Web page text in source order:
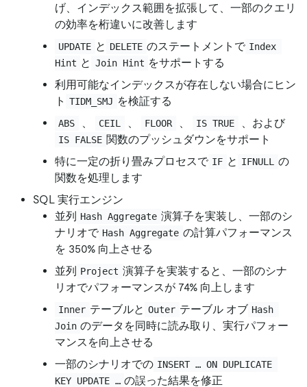
げ、インデックス範囲を拡張して、一部のクエリ
の効率を桁違いに改善します
UPDATE と DELETE のステートメントで Index
Hint と Join Hint をサポートする
利用可能なインデックスが存在しない場合にヒン
ト TIDM_SMJ を検証する
ABS CEIL FLOOR IS TRUE 、および
IS FALSE 関数のプッシュダウンをサポート
特に一定の折り畳みプロセスで IF と IFNULL
の
関数を処理します
SQL 実行エンジン
並列 Hash Aggregate 演算子を実装し、一部のシ
ナリオで Hash Aggregate の計算パフォーマンス
を 350% 向上させる
並列 Project 演算子を実装すると、一部のシナ
リオでパフォーマンスが 74% 向上します
Inner テーブルと Outer テーブル オブ Hash
Join のデータを同時に読み取り、実行パフォー
マンスを向上させる
一部のシナリオでの INSERT … ON DUPLICATE
KEY UPDATE … の誤った結果を修正